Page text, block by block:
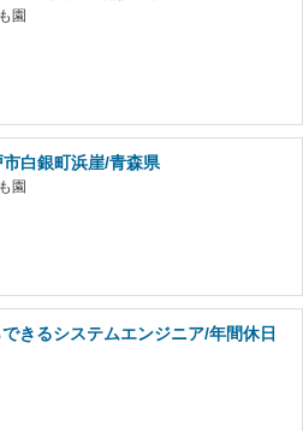
園
白銀町浜崖/青森県
園
きるシステムエンジニア/年間休日